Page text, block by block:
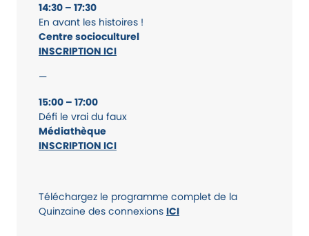
14:30 – 17:30
En avant les histoires !
Centre socioculturel
INSCRIPTION ICI
—
15:00 – 17:00
Défi le vrai du faux
Médiathèque
INSCRIPTION ICI
Téléchargez le programme complet de la
Quinzaine des connexions ICI